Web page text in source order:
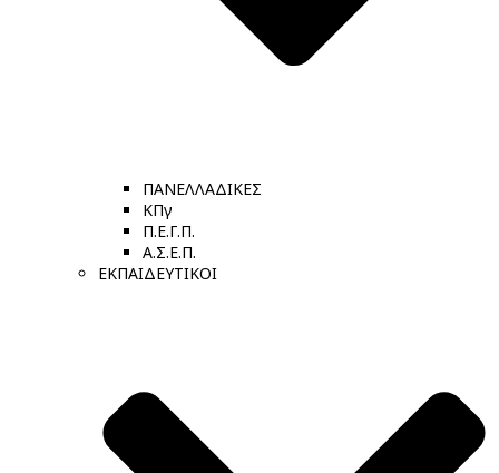
ΠΑΝΕΛΛΑΔΙΚΕΣ
ΚΠγ
Π.Ε.Γ.Π.
Α.Σ.Ε.Π.
ΕΚΠΑΙΔΕΥΤΙΚΟΙ